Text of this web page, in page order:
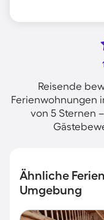
Reisende
Ferienwohnungen
von 5 Sternen
Ähnliche
Umgebung